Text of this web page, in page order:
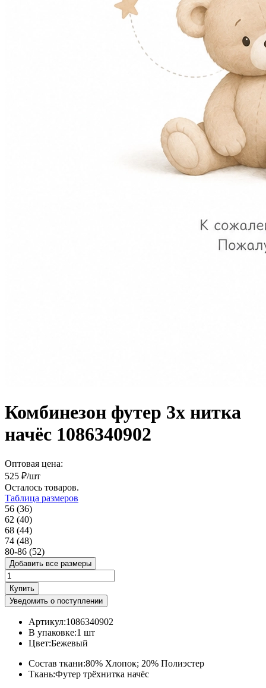
Комбинезон футер 3х нитка
начёс 1086340902
Оптовая цена:
525 ₽/шт
Осталось товаров.
Таблица размеров
56 (36)
62 (40)
68 (44)
74 (48)
80-86 (52)
Добавить все размеры
Купить
Уведомить о поступлении
Артикул:1086340902
В упаковке:1 шт
Цвет:Бежевый
Состав ткани:80% Хлопок; 20% Полиэстер
Ткань:Футер трёхнитка начёс